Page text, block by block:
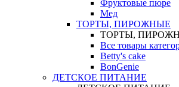
Фруктовые пюре
Мед
ТОРТЫ, ПИРОЖНЫЕ
ТОРТЫ,
Все товары
Betty's cake
BonGenie
ДЕТСКОЕ ПИТАНИЕ